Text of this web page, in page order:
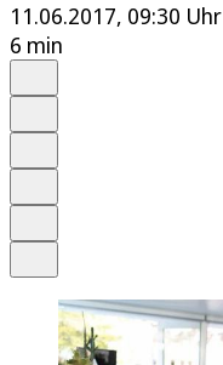
11.06.2017, 09:30 Uhr
6 min